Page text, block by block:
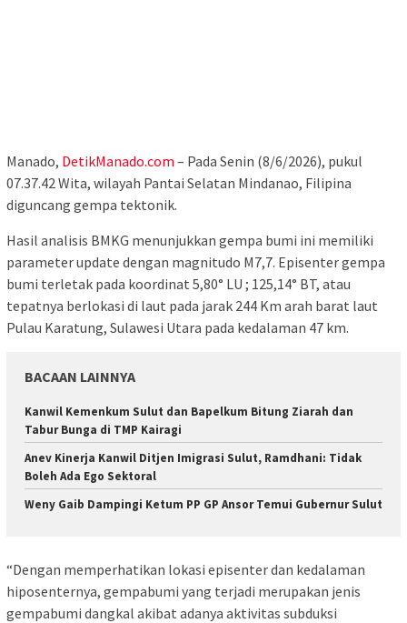
Manado, DetikManado.com – Pada Senin (8/6/2026), pukul
07.37.42 Wita, wilayah Pantai Selatan Mindanao, Filipina
diguncang gempa tektonik.
Hasil analisis BMKG menunjukkan gempa bumi ini memiliki
parameter update dengan magnitudo M7,7. Episenter gempa
bumi terletak pada koordinat 5,80° LU ; 125,14° BT, atau
tepatnya berlokasi di laut pada jarak 244 Km arah barat laut
Pulau Karatung, Sulawesi Utara pada kedalaman 47 km.
BACAAN LAINNYA
‎Kanwil Kemenkum Sulut dan Bapelkum Bitung Ziarah dan
Tabur Bunga di TMP Kairagi
Anev Kinerja Kanwil Ditjen Imigrasi Sulut, Ramdhani: Tidak
Boleh Ada Ego Sektoral
Weny Gaib Dampingi Ketum PP GP Ansor Temui Gubernur Sulut
“Dengan memperhatikan lokasi episenter dan kedalaman
hiposenternya, gempabumi yang terjadi merupakan jenis
gempabumi dangkal akibat adanya aktivitas subduksi